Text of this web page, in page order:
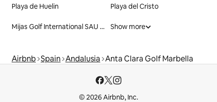
Playa de Huelin Playa del Cristo
Mijas Golf International SAU - MIJAS GOLF CLUB Show more
Airbnb Spain Andalusia Anta Clara Golf Marbella
© 2026 Airbnb, Inc.